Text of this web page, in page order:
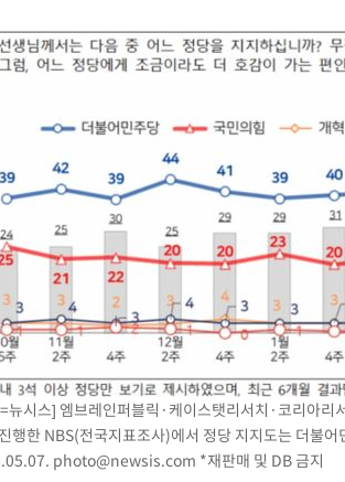
욕증시, 혼조 출발…나스닥 0.3%↓, 다우 0.14%↑
, 15년 전 심판 성 접대 파문에 "현재는 내부 지침 준
"北 발사체는 단거리탄도미사일…감시·경계태세 강
이 동해로 쏜 발사체는 탄도미사일 가능성
이닷 서비스 장애 발생…"원인 파악 중"
, 동해상으로 미상 발사체 발사"
' 불볕더위…한밤 열대야도 계속[내일날씨]
로야구 3연전도 폭염 취소…11일 재개
개입 관측 배경엔 美의 대한국 무역적자 있어"
후폭풍' 축구협회…초유의 압수수색에 '충격·당황'
도, 올여름 최고치 경신…영등포 순간 '40도'
, 대검 추가 압수수색…내란 중요임무종사 혐의
, 800p 회복…0.26% 오른 801.67 마감
뉴시스] 엠브레인퍼블릭·케이스탯리서치·코리아
행한 NBS(전국지표조사)에서 정당 지지도는 더불
photo@newsis.com *재판매 및 DB 금지